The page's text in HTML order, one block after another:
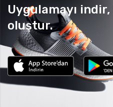
Uygulamayı indir,
oluştur.